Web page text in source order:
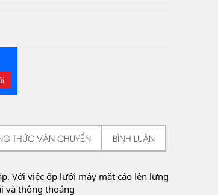
THỨC VẬN CHUYỂN BÌNH LUẬN
Với việc ốp lưới mây mắt cáo lên lưng
và thông thoáng